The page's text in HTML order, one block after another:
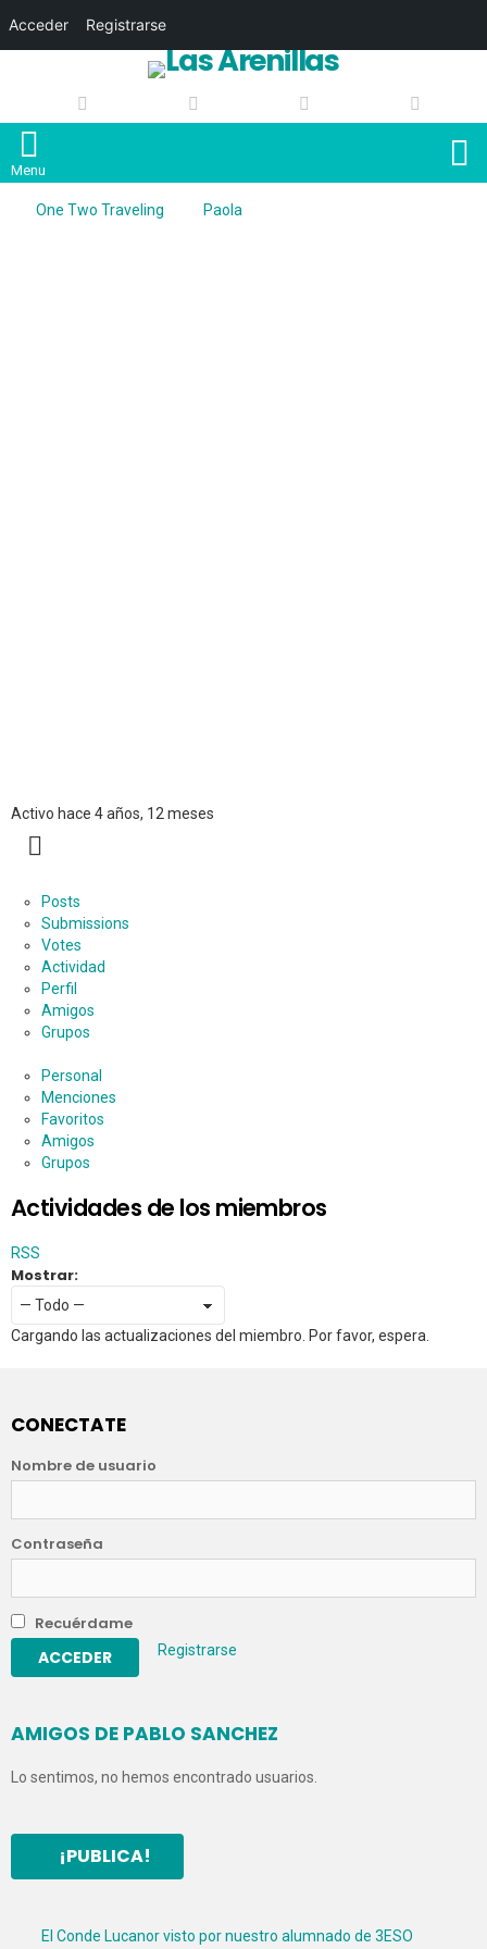
Menu
One Two Traveling Paola
Activo hace 4 años, 12 meses
Posts
Submissions
Votes
Actividad
Perfil
Amigos
Grupos
Personal
Menciones
Favoritos
Amigos
Grupos
Actividades de los miembros
RSS
Mostrar:
Cargando las actualizaciones del miembro. Por favor, espera.
CONECTATE
Nombre de usuario
Contraseña
Recuérdame
Registrarse
AMIGOS DE PABLO SANCHEZ
Lo sentimos, no hemos encontrado usuarios.
¡PUBLICA!
El Conde Lucanor visto por nuestro alumnado de 3ESO
Acceder Registrarse